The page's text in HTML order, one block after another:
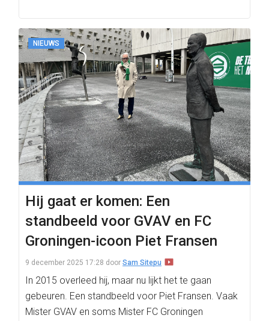
NIEUWS
Hij gaat er komen: Een
standbeeld voor GVAV en FC
Groningen-icoon Piet Fransen
9 december 2025 17:28 door Sam Sitepu
In 2015 overleed hij, maar nu lijkt het te gaan
gebeuren. Een standbeeld voor Piet Fransen. Vaak
Mister GVAV en soms Mister FC Groningen